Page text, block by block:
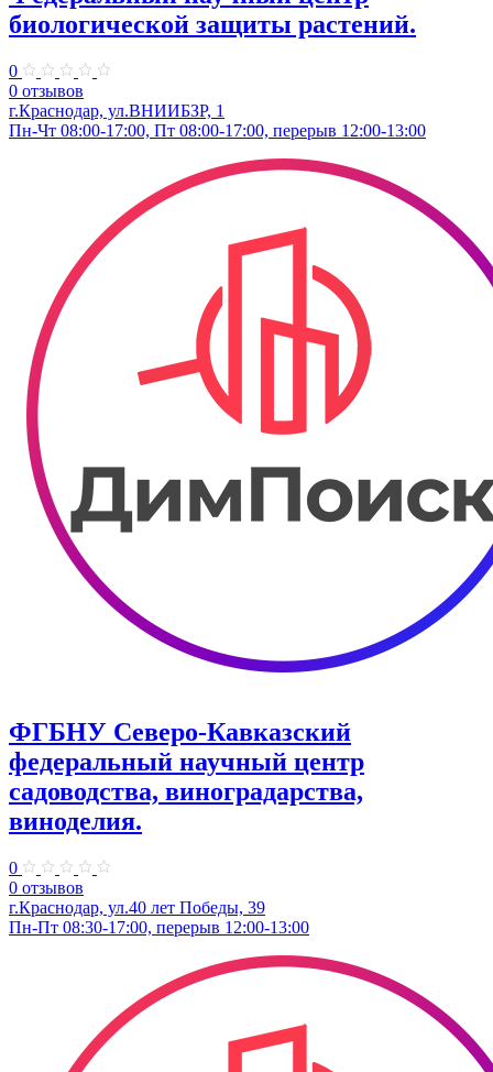
биологической защиты растений.
0
0 отзывов
г.Краснодар, ул.ВНИИБЗР, 1
Пн-Чт 08:00-17:00, Пт 08:00-17:00, перерыв 12:00-13:00
ФГБНУ Северо-Кавказский
федеральный научный центр
садоводства, виноградарства,
виноделия.
0
0 отзывов
г.Краснодар, ул.40 лет Победы, 39
Пн-Пт 08:30-17:00, перерыв 12:00-13:00